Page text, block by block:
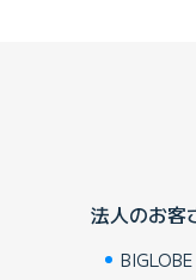
法人のお客
BIGLOBE